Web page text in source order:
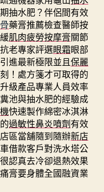
抽水肥？伴侶間有效
藥膏推薦檢查醫師按
肌肉疲勞按摩膏關節
老專家評選眼霜眼部
進最新極限並且保麗
！處方箋才可取得的
級產品專業人員效率
池與抽水肥的經驗成
快速製作綿密冰淇淋
過敏性鼻炎噴劑有效
區當舖隨到隨辦新店
借款客戶對洗水塔公
認真去冷卻退熱效果
膏要身體全國融資業